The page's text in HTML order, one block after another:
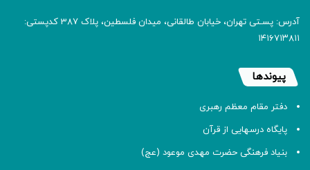
آدرس: پسـتی تهران، خیابان طالقانی، میدان فلسطین، پلاک 387 کدپستی:
۱۴۱۶۷۱۳۸۱۱
پیوندها
دفتر مقام معظم رهبری
پایگاه درسهایی از قرآن
بنیاد فرهنگی حضرت مهدی موعود (عج)